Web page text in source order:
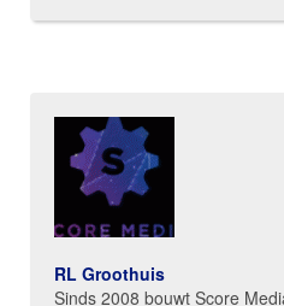
RL Groothuis
Sinds 2008 bouwt Score